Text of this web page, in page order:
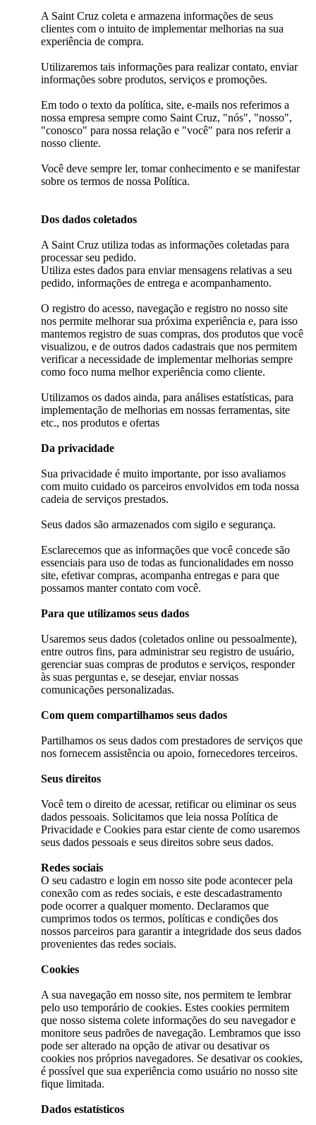
A Saint Cruz coleta e armazena informações de seus
clientes com o intuito de implementar melhorias na sua
experiência de compra.
Utilizaremos tais informações para realizar contato, enviar
informações sobre produtos, serviços e promoções.
Em todo o texto da política, site, e-mails nos referimos a
nossa empresa sempre como Saint Cruz, "nós", "nosso",
"conosco" para nossa relação e "você" para nos referir a
nosso cliente.
Você deve sempre ler, tomar conhecimento e se manifestar
sobre os termos de nossa Política.
Dos dados coletados
A Saint Cruz utiliza todas as informações coletadas para
processar seu pedido.
Utiliza estes dados para enviar mensagens relativas a seu
pedido, informações de entrega e acompanhamento.
O registro do acesso, navegação e registro no nosso site
nos permite melhorar sua próxima experiência e, para isso
mantemos registro de suas compras, dos produtos que você
visualizou, e de outros dados cadastrais que nos permitem
verificar a necessidade de implementar melhorias sempre
como foco numa melhor experiência como cliente.
Utilizamos os dados ainda, para análises estatísticas, para
implementação de melhorias em nossas ferramentas, site
etc., nos produtos e ofertas
Da privacidade
Sua privacidade é muito importante, por isso avaliamos
com muito cuidado os parceiros envolvidos em toda nossa
cadeia de serviços prestados.
Seus dados são armazenados com sigilo e segurança.
Esclarecemos que as informações que você concede são
essenciais para uso de todas as funcionalidades em nosso
site, efetivar compras, acompanha entregas e para que
possamos manter contato com você.
Para que utilizamos seus dados
Usaremos seus dados (coletados online ou pessoalmente),
entre outros fins, para administrar seu registro de usuário,
gerenciar suas compras de produtos e serviços, responder
às suas perguntas e, se desejar, enviar nossas
comunicações personalizadas.
Com quem compartilhamos seus dados
Partilhamos os seus dados com prestadores de serviços que
nos fornecem assistência ou apoio, fornecedores terceiros.
Seus direitos
Você tem o direito de acessar, retificar ou eliminar os seus
dados pessoais. Solicitamos que leia nossa Política de
Privacidade e Cookies para estar ciente de como usaremos
seus dados pessoais e seus direitos sobre seus dados.
Redes sociais
O seu cadastro e login em nosso site pode acontecer pela
conexão com as redes sociais, e este descadastramento
pode ocorrer a qualquer momento. Declaramos que
cumprimos todos os termos, políticas e condições dos
nossos parceiros para garantir a integridade dos seus dados
provenientes das redes sociais.
Cookies
A sua navegação em nosso site, nos permitem te lembrar
pelo uso temporário de cookies. Estes cookies permitem
que nosso sistema colete informações do seu navegador e
monitore seus padrões de navegação. Lembramos que isso
pode ser alterado na opção de ativar ou desativar os
cookies nos próprios navegadores. Se desativar os cookies,
é possível que sua experiência como usuário no nosso site
fique limitada.
Dados estatísticos